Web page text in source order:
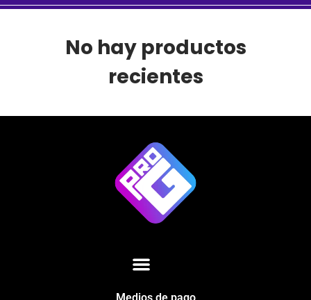
No hay productos
recientes
Medios de pago